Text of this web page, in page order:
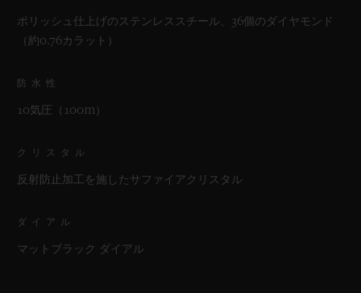
ポリッシュ仕上げのステンレススチール、36個のダイヤモンド
（約0.76カラット）
防水性
10気圧（100m）
クリスタル
反射防止加工を施したサファイアクリスタル
ダイアル
マットブラック ダイアル